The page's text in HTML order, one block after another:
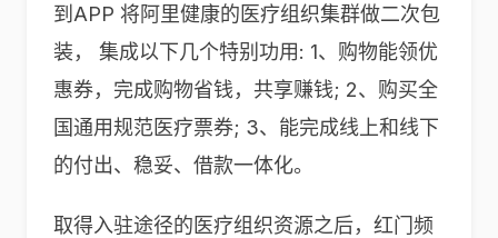
到APP 将阿里健康的医疗组织集群做二次包
装， 集成以下几个特别功用: 1、购物能领优
惠券，完成购物省钱，共享赚钱; 2、购买全
国通用规范医疗票券; 3、能完成线上和线下
的付出、稳妥、借款一体化。
取得入驻途径的医疗组织资源之后，红门频